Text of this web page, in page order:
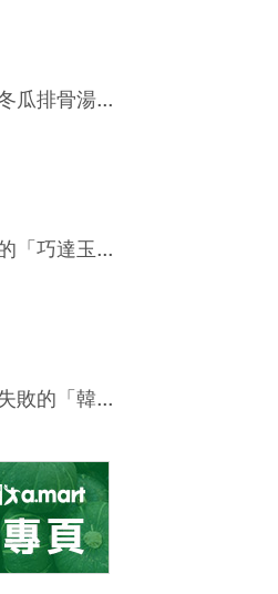
瓜排骨湯...
「巧達玉...
敗的「韓...